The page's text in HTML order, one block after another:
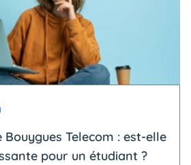
Telecom : est-elle
pour un étudiant ?